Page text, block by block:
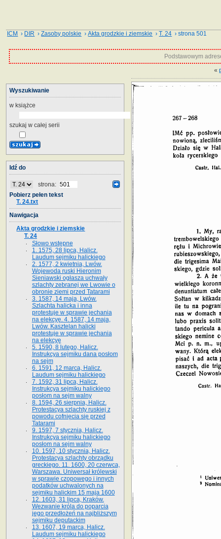
ICM › DIR ›Zasoby polskie ›Akta grodzkie i ziemskie ›T. 24 › strona 501
Podstawowym
«
Wyszukiwanie
w książce
szukaj w całej serii
Idź do
strona:
Pobierz pełen tekst
T. 24.txt
Nawigacja
Akta grodzkie i ziemskie
T. 24
Słowo wstępne
1. 1575, 28 lipca, Halicz.
Laudum sejmiku halickiego
2. 1577, 2 kwietnia, Lwów.
Wojewoda ruski Hieronim
Sieniawski ogłasza uchwały
szlachty zebranej we Lwowie o
obronie ziemi przed Tatarami
3. 1587, 14 maja, Lwów.
Szlachta halicka i inna
protestuje w sprawie jechania
na elekcyę. 4. 1587, 14 maja,
Lwów. Kasztelan halicki
protestuje w sprawie jechania
na elekcyę
5. 1590, 8 lutego, Halicz.
Instrukcya sejmiku dana posłom
na sejm
6. 1591, 12 marca, Halicz.
Laudum sejmiku halickiego
7. 1592, 31 lipca, Halicz.
Instrukcya sejmiku halickiego
posłom na sejm walny
8. 1594, 26 sierpnia, Halicz.
Protestacya szlachty ruskiej z
powodu cofnięcia się przed
Tatarami
9. 1597, 7 stycznia, Halicz.
Instrukcya sejmiku halickiego
posłom na sejm walny
10. 1597, 10 stycznia, Halicz.
Protestacya szlachty obrządku
greckiego. 11. 1600, 20 czerwca,
Warszawa. Uniwersał królewski
w sprawie czopowego i innych
podatków uchwalonych na
sejmiku halickim 15 maja 1600
12. 1603, 31 lipca, Kraków.
Wezwanie króla do poparcia
jego przedłożeń na najbliższym
sejmiku deputackim
13. 1607, 19 marca, Halicz.
Laudum sejmiku halickiego